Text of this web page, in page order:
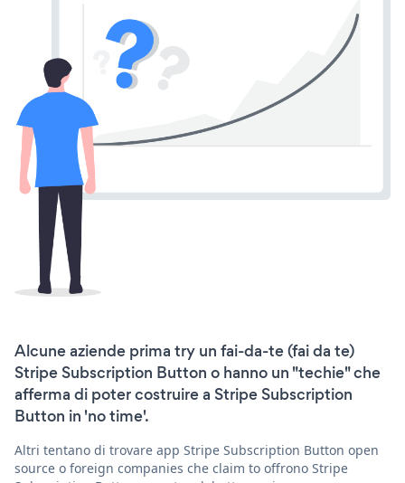
Alcune aziende prima try un fai-da-te (fai da te)
Stripe Subscription Button o hanno un "techie" che
afferma di poter costruire a Stripe Subscription
Button in 'no time'.
Altri tentano di trovare app Stripe Subscription Button open
source o foreign companies che claim to offrono Stripe